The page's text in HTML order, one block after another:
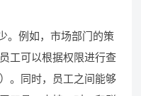
。例如，市场部门的策
工可以根据权限进行查
。同时，员工之间能够